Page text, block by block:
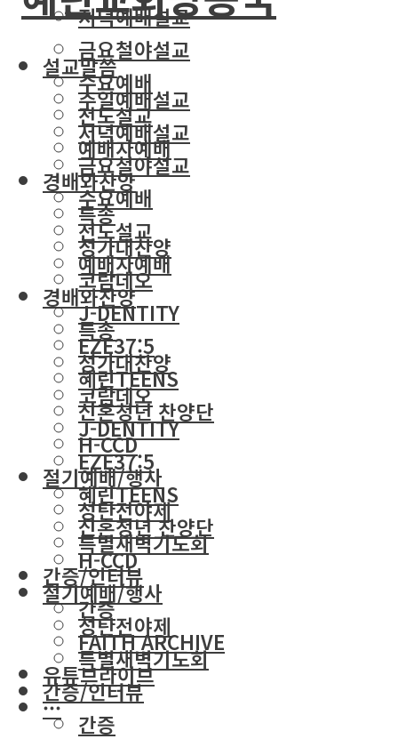
저녁예배설교
금요철야설교
수요예배
전도설교
예배자예배
경배와찬양
특송
성가대찬양
코람데오
J-DENTITY
EZE37:5
혜린TEENS
신혼청년 찬양단
H-CCD
절기예배/행사
성탄전야제
특별새벽기도회
간증/인터뷰
간증
FAITH ARCHIVE
유튜브라이브
···
설교말씀
주일예배설교
저녁예배설교
금요철야설교
수요예배
전도설교
예배자예배
경배와찬양
특송
성가대찬양
코람데오
J-DENTITY
EZE37:5
혜린TEENS
신혼청년 찬양단
H-CCD
절기예배/행사
성탄전야제
특별새벽기도회
간증/인터뷰
간증